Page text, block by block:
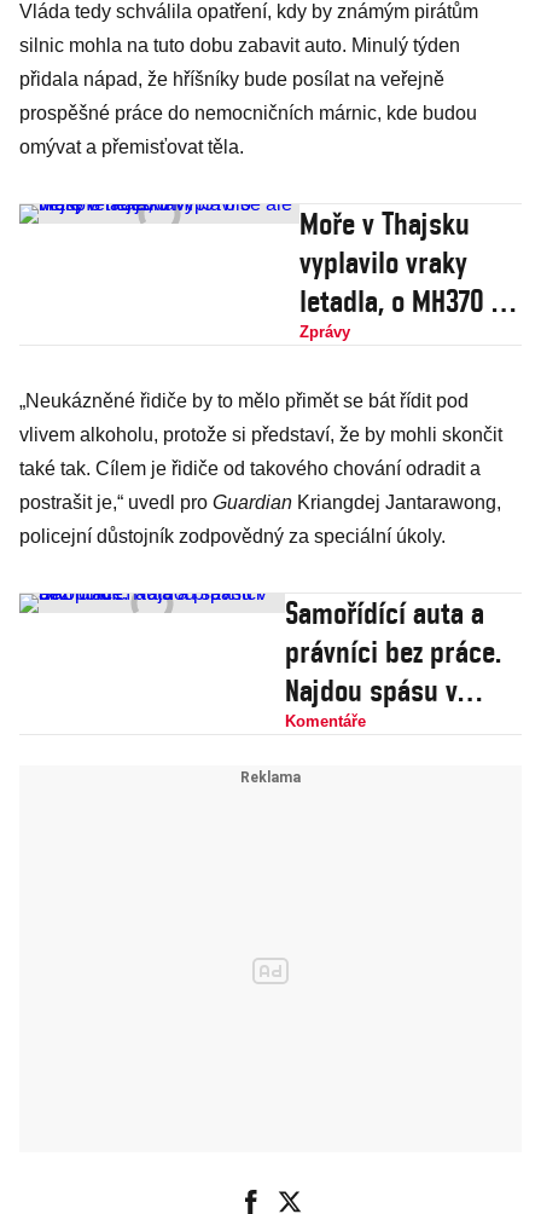
Vláda tedy schválila opatření, kdy by známým pirátům
silnic mohla na tuto dobu zabavit auto. Minulý týden
přidala nápad, že hříšníky bude posílat na veřejně
prospěšné práce do nemocničních márnic, kde budou
omývat a přemisťovat těla.
Moře v Thajsku
vyplavilo vraky
letadla, o MH370 se
ale nejspíš nejedná
Zprávy
„Neukázněné řidiče by to mělo přimět se bát řídit pod
vlivem alkoholu, protože si představí, že by mohli skončit
také tak. Cílem je řidiče od takového chování odradit a
postrašit je,“ uvedl pro Guardian Kriangdej Jantarawong,
policejní důstojník zodpovědný za speciální úkoly.
Samořídící auta a
právníci bez práce.
Najdou spásu v
alkoholu?
Komentáře